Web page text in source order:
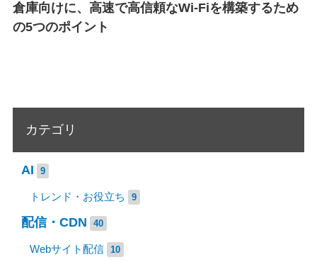
倉庫向けに、高速で高信頼なWi-Fiを構築するため
の5つのポイント
カテゴリ
AI 9
トレンド・お役立ち 9
配信・CDN 40
Webサイト配信 10